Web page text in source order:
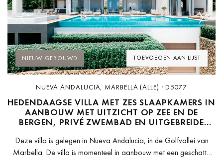
TOEVOEGEN AAN LIJST
Previous Next
NIEUW GEBOUWD
NUEVA ANDALUCIA, MARBELLA (ALLE) · D5077
HEDENDAAGSE VILLA MET ZES SLAAPKAMERS IN
AANBOUW MET UITZICHT OP ZEE EN DE
BERGEN, PRIVÉ ZWEMBAD EN UITGEBREIDE
MARBELLA
Deze villa is gelegen in Nueva Andalucía, in de Golfvallei van
Marbella. De villa is momenteel in aanbouw met een geschatte